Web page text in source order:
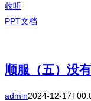
收听
PPT文档
顺服（五）没
admin2024-12-